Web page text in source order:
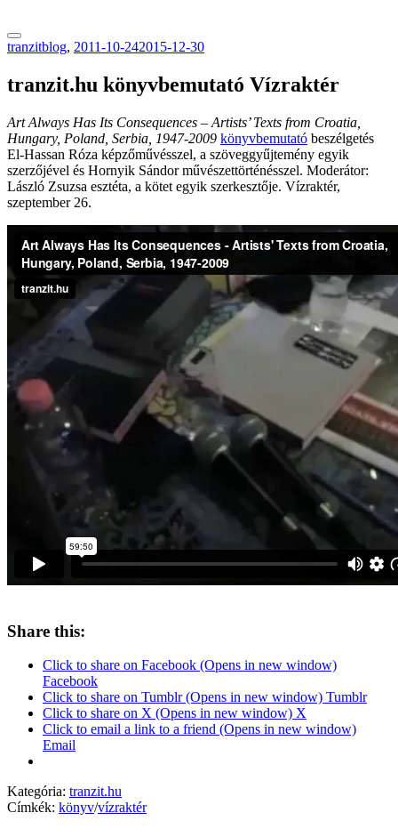
tranzitblog, 2011-10-242015-12-30
tranzit.hu könyvbemutató Vízraktér
Art Always Has Its Consequences – Artists’ Texts from Croatia,
Hungary, Poland, Serbia, 1947-2009 könyvbemutató beszélgetés
El-Hassan Róza képzőművésszel, a szöveggyűjtemény egyik
szerzőjével és Hornyik Sándor művészettörténésszel. Moderátor:
László Zsuzsa esztéta, a kötet egyik szerkesztője. Vízraktér,
szeptember 26.
Share this:
Click to share on Facebook (Opens in new window)
Facebook
Click to share on Tumblr (Opens in new window) Tumblr
Click to share on X (Opens in new window) X
Click to email a link to a friend (Opens in new window)
Email
Kategória: tranzit.hu
Címkék: könyv/vízraktér